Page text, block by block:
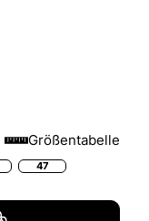
Größentabelle
47